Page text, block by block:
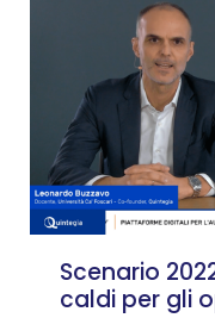
Scenario
caldi per gli